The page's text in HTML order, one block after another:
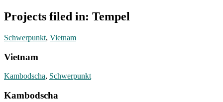
Projects filed in: Tempel
Schwerpunkt, Vietnam
Vietnam
Kambodscha, Schwerpunkt
Kambodscha